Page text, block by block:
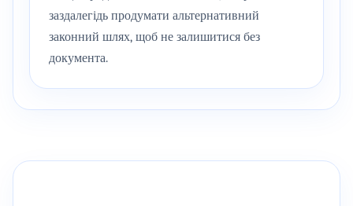
заздалегідь продумати альтернативний
законний шлях, щоб не залишитися без
документа.